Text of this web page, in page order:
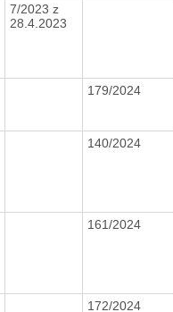
7/2023 z
28.4.2023
179/2024
140/2024
161/2024
172/2024